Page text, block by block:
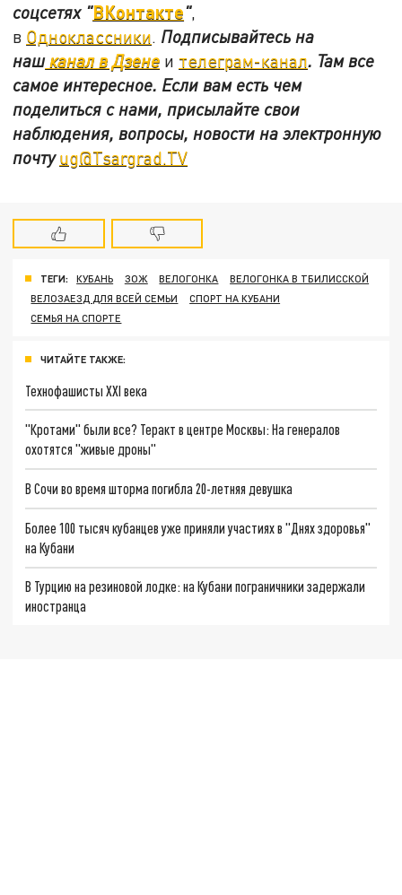
соцсетях "ВКонтакте",
в Одноклассники. Подписывайтесь на
нашканал в Дзене и телеграм-канал. Там все
самое интересное. Если вам есть чем
поделиться с нами, присылайте свои
наблюдения, вопросы, новости на электронную
почтуug@Tsargrad.TV
ТЕГИ: КУБАНЬ ЗОЖ ВЕЛОГОНКА
ВЕЛОГОНКА В ТБИЛИССКОЙ
ВЕЛОЗАЕЗД ДЛЯ ВСЕЙ СЕМЬИ
СПОРТ НА КУБАНИ
СЕМЬЯ НА СПОРТЕ
ЧИТАЙТЕ ТАКЖЕ:
Технофашисты XXI века
"Кротами" были все? Теракт в центре Москвы: На генералов
охотятся "живые дроны"
В Сочи во время шторма погибла 20-летняя девушка
Более 100 тысяч кубанцев уже приняли участиях в "Днях здоровья"
на Кубани
В Турцию на резиновой лодке: на Кубани пограничники задержали
иностранца